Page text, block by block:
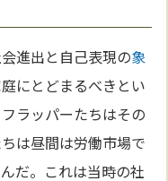
進出と自己表現の象
にとどまるべきとい
ラッパーたちはその
は昼間は労働市場で
だ。これは当時の社